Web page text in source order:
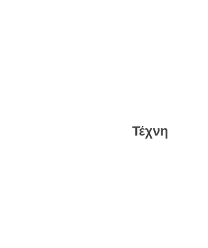
Τέχνη